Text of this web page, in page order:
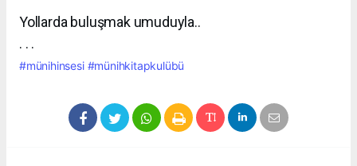
Yollarda buluşmak umuduyla..
. . .
#münihinsesi #münihkitapkulübü